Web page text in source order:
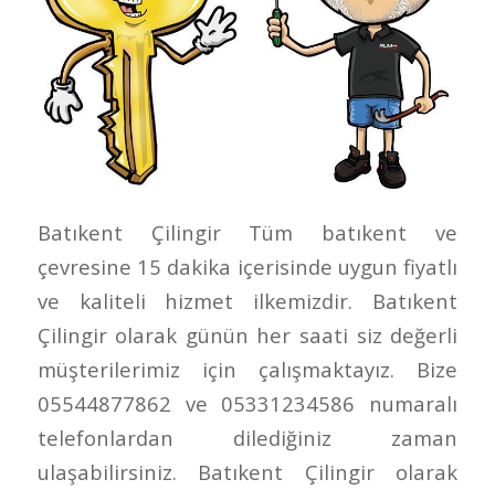
Batıkent Çilingir Tüm batıkent ve
çevresine 15 dakika içerisinde uygun fiyatlı
ve kaliteli hizmet ilkemizdir. Batıkent
Çilingir olarak günün her saati siz değerli
müşterilerimiz için çalışmaktayız. Bize
05544877862 ve 05331234586 numaralı
telefonlardan dilediğiniz zaman
ulaşabilirsiniz. Batıkent Çilingir olarak